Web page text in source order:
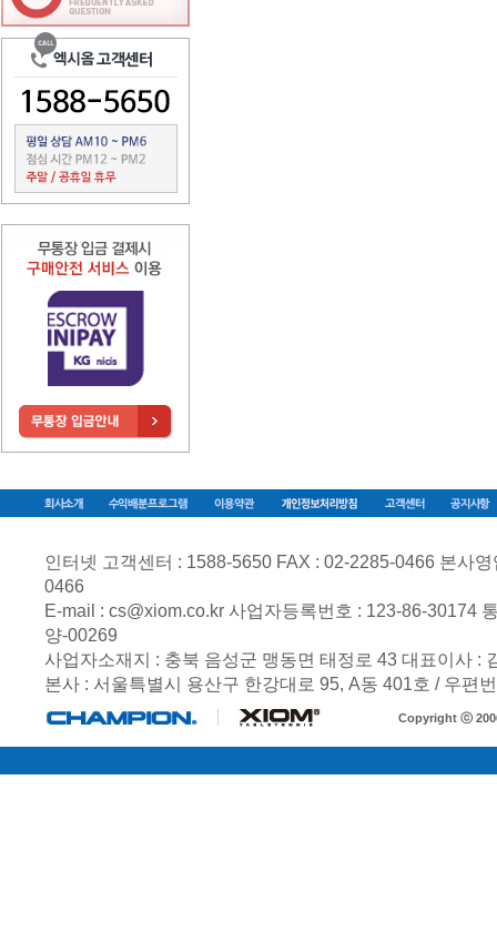
인터넷 고객센터 : 1588-5650 FAX : 02-2285-0466 본사
0466
E-mail : cs@xiom.co.kr사업자등록번호 : 123-86-30174
양-00269
사업자소재지 : 충북 음성군 맹동면 태정로 43 대표이사 :
본사 : 서울특별시 용산구 한강대로 95, A동 401호 / 우편
Copyright ⓒ